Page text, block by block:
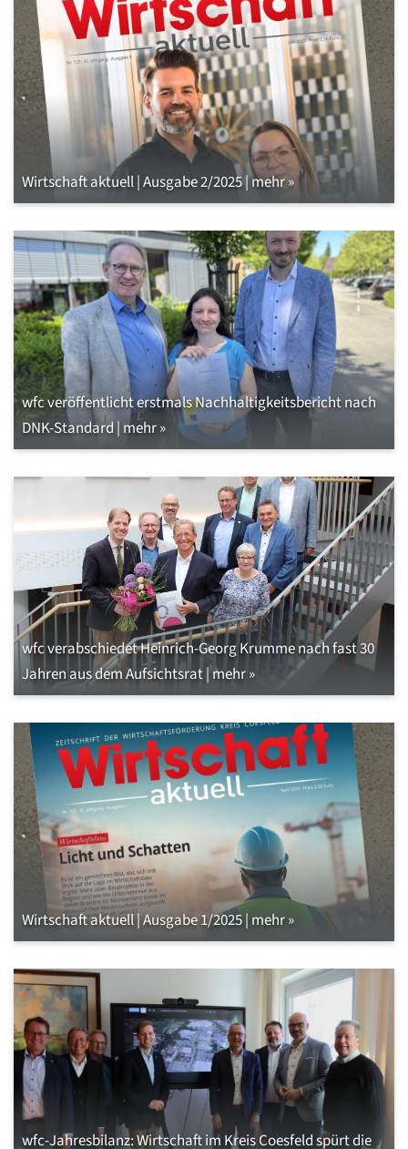
Wirtschaft aktuell | Ausgabe 2/2025 | mehr »
wfc veröffentlicht erstmals Nachhaltigkeitsbericht nach
DNK-Standard | mehr »
wfc verabschiedet Heinrich-Georg Krumme nach fast 30
Jahren aus dem Aufsichtsrat | mehr »
Wirtschaft aktuell | Ausgabe 1/2025 | mehr »
wfc-Jahresbilanz: Wirtschaft im Kreis Coesfeld spürt die